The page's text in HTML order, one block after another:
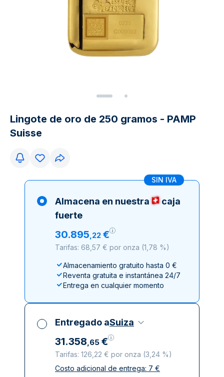
Lingote de oro de 250 gramos - PAMP
Suisse
SIN IVA
Almacena en nuestra
caja
fuerte
30.895,22 €
Tarifas: 68,57 € por onza (1,78 %)
Almacenamiento gratuito hasta 0 €
Reventa gratuita e instantánea 24/7
Entrega en cualquier momento
Entregado aSuiza
31.358,65 €
Tarifas: 126,22 € por onza (3,24 %)
Impuestos incluidos
Costo adicional de entrega: 7 €